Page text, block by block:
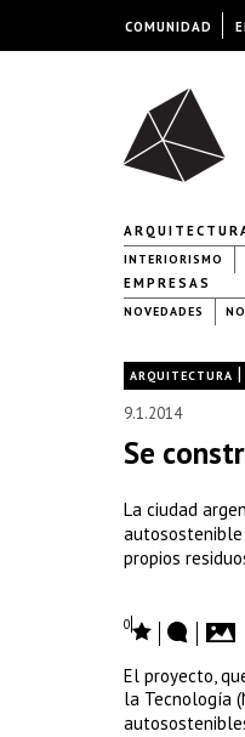
INTERIORISMO
EMPRESAS
NOVEDADES
ARQUITECTURA |
9.1.2014
Se
La ciudad
propios
0
El proyecto,
la Tecnología
COMUNIDAD